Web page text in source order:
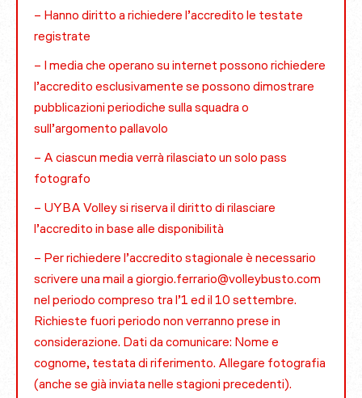
– Hanno diritto a richiedere l’accredito le testate
registrate
– I media che operano su internet possono richiedere
l’accredito esclusivamente se possono dimostrare
pubblicazioni periodiche sulla squadra o
sull’argomento pallavolo
– A ciascun media verrà rilasciato un solo pass
fotografo
– UYBA Volley si riserva il diritto di rilasciare
l’accredito in base alle disponibilità
– Per richiedere l’accredito stagionale è necessario
scrivere una mail a giorgio.ferrario@volleybusto.com
nel periodo compreso tra l’1 ed il 10 settembre.
Richieste fuori periodo non verranno prese in
considerazione. Dati da comunicare: Nome e
cognome, testata di riferimento. Allegare fotografia
(anche se già inviata nelle stagioni precedenti).